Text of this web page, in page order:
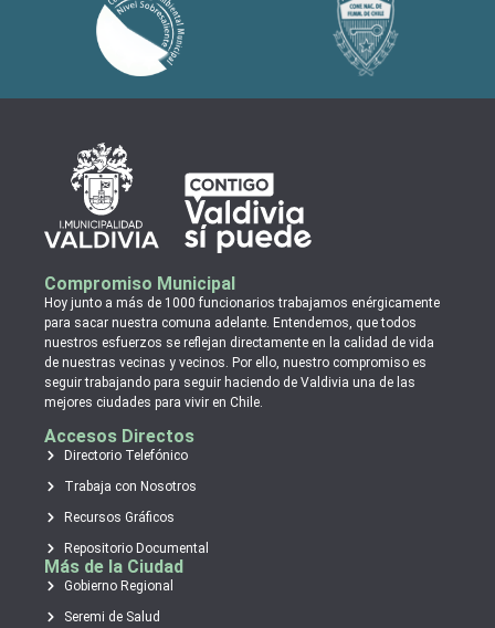
Compromiso Municipal
Hoy junto a más de 1000 funcionarios trabajamos enérgicamente
para sacar nuestra comuna adelante. Entendemos, que todos
nuestros esfuerzos se reflejan directamente en la calidad de vida
de nuestras vecinas y vecinos. Por ello, nuestro compromiso es
seguir trabajando para seguir haciendo de Valdivia una de las
mejores ciudades para vivir en Chile.
Accesos Directos
Directorio Telefónico
Trabaja con Nosotros
Recursos Gráficos
Repositorio Documental
Más de la Ciudad
Gobierno Regional
Seremi de Salud